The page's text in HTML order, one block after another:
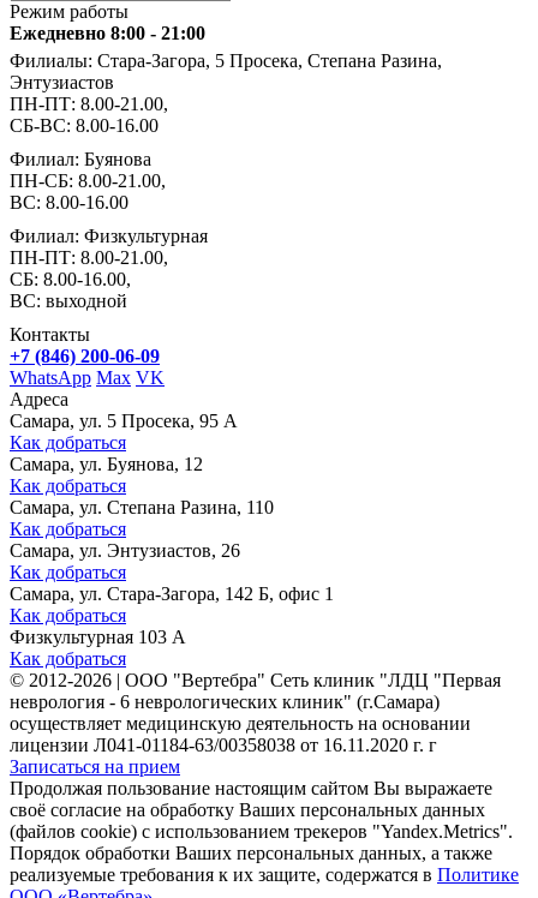
Режим работы
Ежедневно 8:00 - 21:00
Филиалы: Стара-Загора, 5 Просека, Степана Разина,
Энтузиастов
ПН-ПТ: 8.00-21.00,
СБ-ВС: 8.00-16.00
Филиал: Буянова
ПН-СБ: 8.00-21.00,
ВС: 8.00-16.00
Филиал: Физкультурная
ПН-ПТ: 8.00-21.00,
СБ: 8.00-16.00,
ВС: выходной
Контакты
+7 (846) 200-06-09
WhatsApp Max VK
Адреса
Самара, ул. 5 Просека, 95 А
Как добраться
Самара, ул. Буянова, 12
Как добраться
Самара, ул. Степана Разина, 110
Как добраться
Самара, ул. Энтузиастов, 26
Как добраться
Самара, ул. Стара-Загора, 142 Б, офис 1
Как добраться
Физкультурная 103 А
Как добраться
© 2012-2026 | ООО "Вертебра" Сеть клиник "ЛДЦ "Первая
неврология - 6 неврологических клиник" (г.Самара)
осуществляет медицинскую деятельность на основании
лицензии Л041-01184-63/00358038 от 16.11.2020 г. г
Записаться на прием
Продолжая пользование настоящим сайтом Вы выражаете
своё согласие на обработку Ваших персональных данных
(файлов cookie) с использованием трекеров "Yandex.Metrics".
Порядок обработки Ваших персональных данных, а также
реализуемые требования к их защите, содержатся в Политике